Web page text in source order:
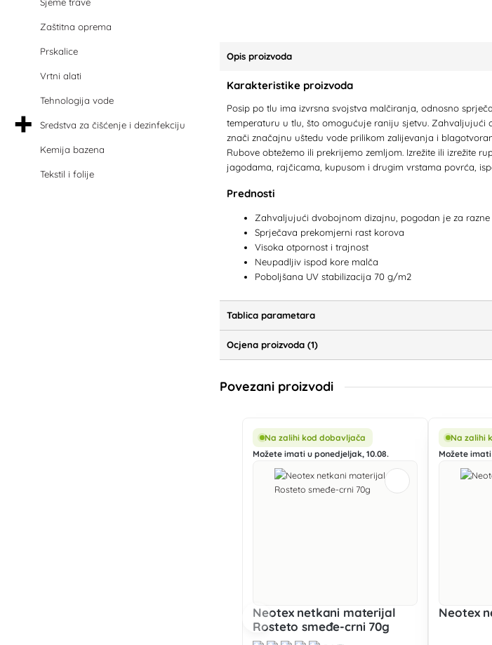
Zaštitna oprema
Prskalice
Vrtni alati
Tehnologija vode
Sredstva za čišćenje i dezinfekciju
Kemija bazena
Tekstil i folije
Opis proizvoda
Karakteristike proizvoda
Posip po tlu ima izvrsna svojstva malčiranja, odnosno
temperaturu u tlu, što omogućuje raniju sjetvu.
znači značajnu uštedu vode prilikom zalijevanja i
Rubove obtežemo ili prekrijemo zemljom. Izrežite ili izrežite
jagodama, rajčicama, kupusom i drugim vrstama povrća,
Prednosti
Zahvaljujući dvobojnom dizajnu, pogodan je za
Sprječava prekomjerni rast korova
Visoka otpornost i trajnost
Neupadljiv ispod kore malča
Poboljšana UV stabilizacija 70 g/m2
Tablica parametara
Ocjena proizvoda (1)
Povezani proizvodi
Na zalihi kod dobavljača
Možete imati u ponedjeljak, 10.08.
Neotex netkani materijal
Rosteto smeđe-crni 70g
Na zalihi
Možete
Neotex